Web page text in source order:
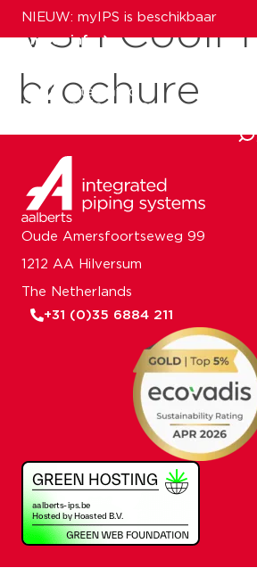
NIEUW: myIPS is beschikbaar
meer info
sluiten
VSH
brochure
Oude Amersfoortseweg 99
1212 AA Hilversum
The Netherlands
+31 (0)35 6884 211